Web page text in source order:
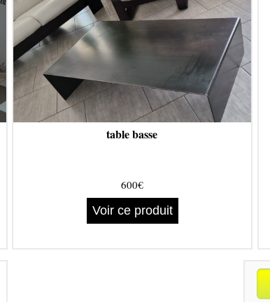
table basse
600€
Voir ce produit